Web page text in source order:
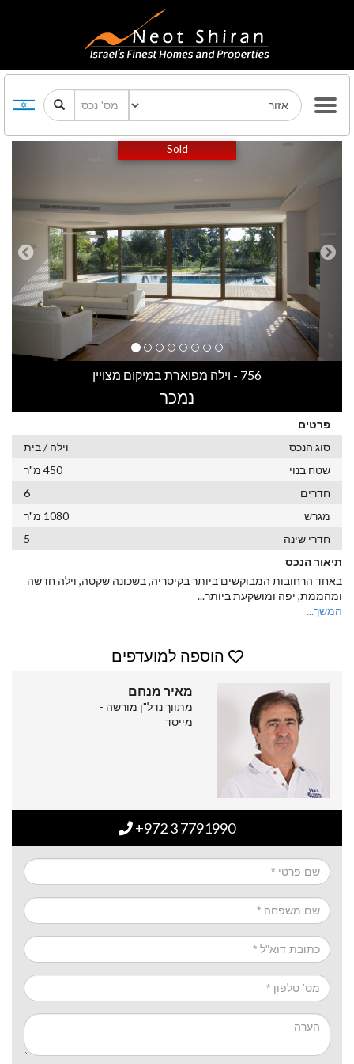
Sold
Previous Next
756 - וילה מפוארת במיקום מצויין
נמכר
פרטים
סוג הנכס
וילה / בית
שטח בנוי
450 מ"ר
חדרים
6
מגרש
1080 מ"ר
חדרי שינה
5
תיאור הנכס
באחד הרחובות המבוקשים ביותר בקיסריה, בשכונה שקטה, וילה חדשה
ומהממת, יפה ומושקעת ביותר...
המשך...
הוספה למועדפים
מאיר מנחם
מתווך נדל"ן מורשה -
מייסד
+972 3 7791990